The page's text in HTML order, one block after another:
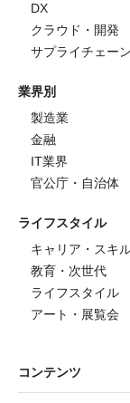
DX
クラウド・開発
サプライチェーン
業界別
製造業
金融
IT業界
官公庁・自治体
ライフスタイル
キャリア・スキ
教育・次世代
ライフスタイル
アート・展覧会
コンテンツ